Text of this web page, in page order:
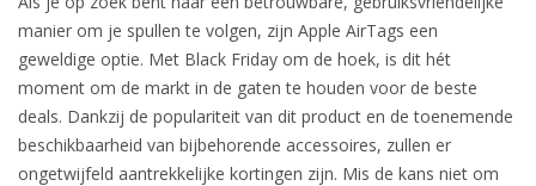
manier om je spullen te volgen, zijn Apple AirTags een
geweldige optie. Met Black Friday om de hoek, is dit hét
moment om de markt in de gaten te houden voor de beste
deals. Dankzij de populariteit van dit product en de toenemende
beschikbaarheid van bijbehorende accessoires, zullen er
ongetwijfeld aantrekkelijke kortingen zijn. Mis de kans niet om